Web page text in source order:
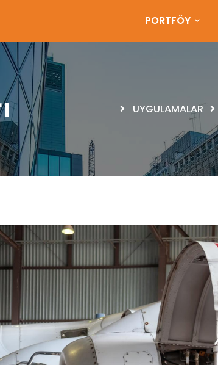
PORTFÖY
UYGULAMALAR